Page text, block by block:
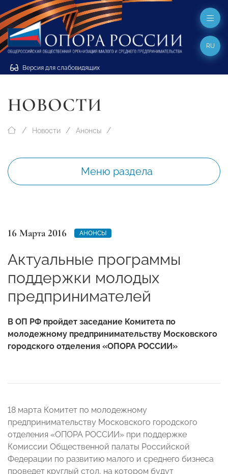
Версия для слабовидящих
RU
НОВОСТИ
Новости Анонсы
Меню раздела
16 Марта 2016 АНОНСЫ
Актуальные программы
поддержки молодых
предпринимателей
В ОП РФ пройдет заседание Комитета по
молодежному предпринимательству Московского
городского отделения «ОПОРА РОССИИ»
18 марта Комитет по молодежному
предпринимательству Московского городского
отделения «ОПОРА РОССИИ» при поддержке
Комиссии Общественной палаты Российской
Федерации по развитию малого и среднего бизнеса
проведет круглый стол, на котором будут